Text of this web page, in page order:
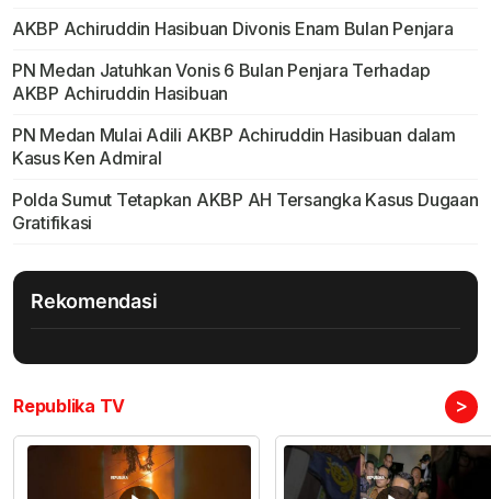
AKBP Achiruddin Hasibuan Divonis Enam Bulan Penjara
PN Medan Jatuhkan Vonis 6 Bulan Penjara Terhadap
AKBP Achiruddin Hasibuan
PN Medan Mulai Adili AKBP Achiruddin Hasibuan dalam
Kasus Ken Admiral
Polda Sumut Tetapkan AKBP AH Tersangka Kasus Dugaan
Gratifikasi
Rekomendasi
Republika TV >